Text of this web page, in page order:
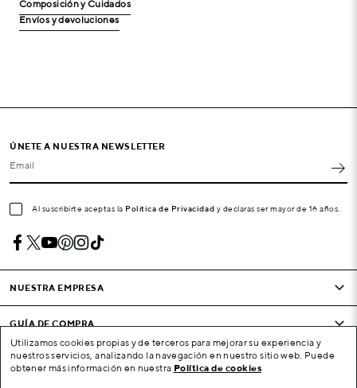
Composición y Cuidados
Envíos y devoluciones
ÚNETE A NUESTRA NEWSLETTER
Email
Al suscribirte aceptas la Política de Privacidad y declaras ser mayor de 16 años.
NUESTRA EMPRESA
GUÍA DE COMPRA
CONDICIONES Y EMPRESA
Utilizamos cookies propias y de terceros para mejorar su experiencia y
nuestros servicios, analizando la navegación en nuestro sitio web. Puede
obtener más información en nuestra Política de cookies